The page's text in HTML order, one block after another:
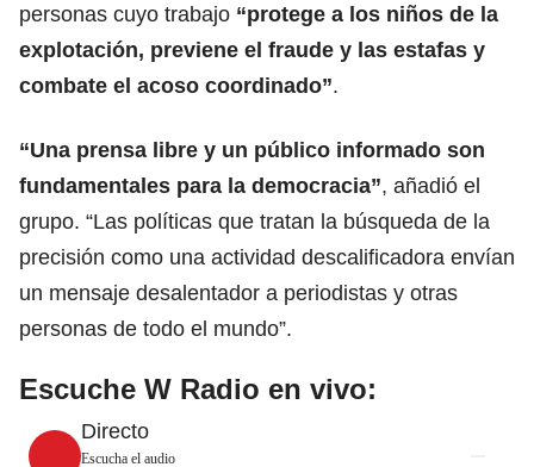
personas cuyo trabajo “protege a los niños de la
explotación, previene el fraude y las estafas y
combate el acoso coordinado”.
“Una prensa libre y un público informado son
fundamentales para la democracia”, añadió el
grupo. “Las políticas que tratan la búsqueda de la
precisión como una actividad descalificadora envían
un mensaje desalentador a periodistas y otras
personas de todo el mundo”.
Escuche W Radio en vivo:
Directo
Escucha el audio